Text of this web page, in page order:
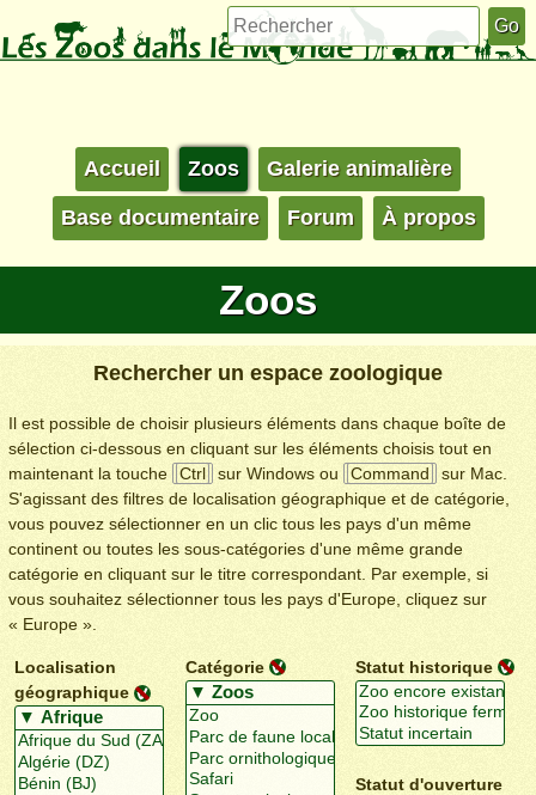
Accueil Zoos Galerie animalière
Base documentaire Forum À propos
Zoos
Rechercher un espace zoologique
Il est possible de choisir plusieurs éléments dans chaque boîte de
sélection ci-dessous en cliquant sur les éléments choisis tout en
maintenant la touche
Ctrl sur Windows ou Command
sur Mac.
S'agissant des filtres de localisation géographique et de catégorie,
vous pouvez sélectionner en un clic tous les pays d'un même
continent ou toutes les sous-catégories d'une même grande
catégorie en cliquant sur le titre correspondant. Par exemple, si
vous souhaitez sélectionner tous les pays d'Europe, cliquez sur
« Europe ».
Localisation
géographique
Catégorie Statut historique
Statut d'ouverture